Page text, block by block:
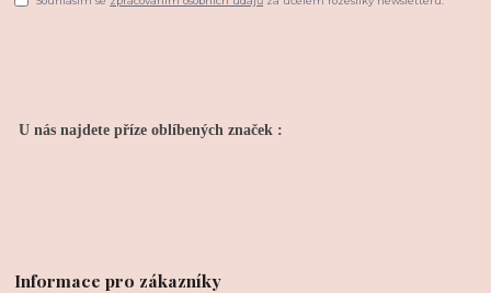
U nás najdete příze oblíbených značek :
Informace pro zákazníky